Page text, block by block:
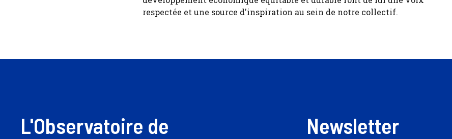
respectée et une source d'inspiration au sein de notre collectif.
L'Observatoire de
Newsletter